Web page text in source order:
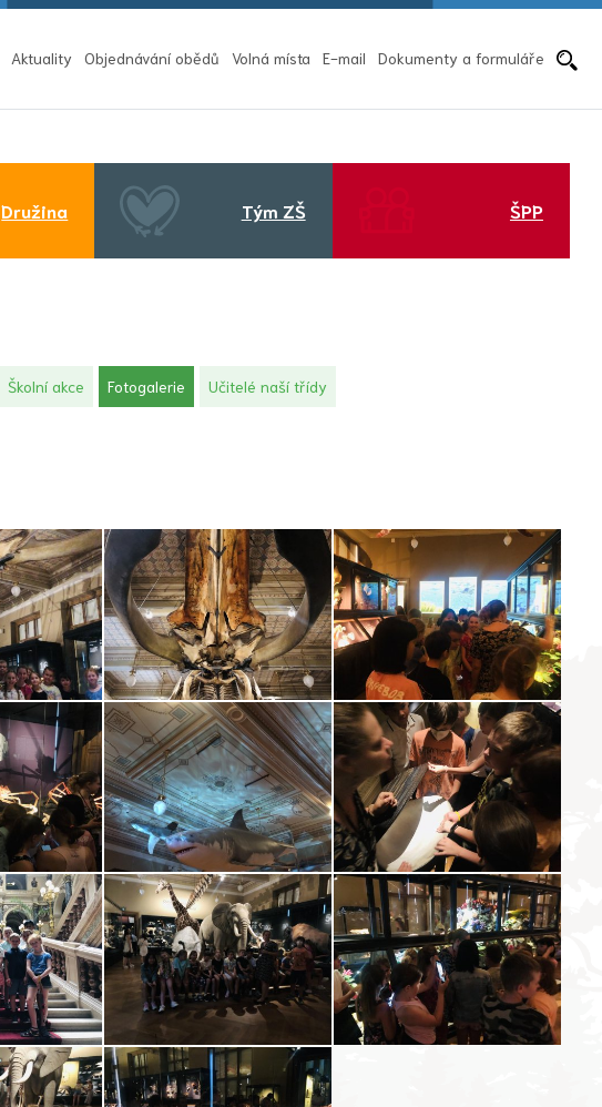
Aktuality Objednávání obědů Volná místa E-mail Dokumenty a formuláře
Družina Tým ZŠ ŠPP
Školní akce Fotogalerie(aktuální)
Učitelé naší třídy